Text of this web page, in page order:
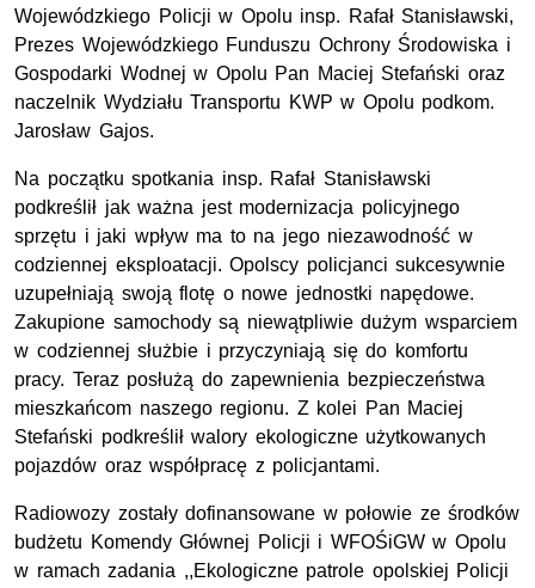
Wojewódzkiego Policji w Opolu insp. Rafał Stanisławski,
Prezes Wojewódzkiego Funduszu Ochrony Środowiska i
Gospodarki Wodnej w Opolu Pan Maciej Stefański oraz
naczelnik Wydziału Transportu KWP w Opolu podkom.
Jarosław Gajos.
Na początkuspotkania insp. Rafał Stanisławski
podkreślił jak ważna jest modernizacja policyjnego
sprzętu i jaki wpływ ma to na jego niezawodność w
codziennej eksploatacji.Opolscy policjanci sukcesywnie
uzupełniają swoją flotę o nowe jednostki napędowe.
Zakupione samochodysą niewątpliwie dużym wsparciem
w codziennejsłużbie i przyczyniają się do komfortu
pracy. Teraz posłużą do zapewnienia bezpieczeństwa
mieszkańcom naszego regionu. Z kolei Pan Maciej
Stefański podkreślił walory ekologiczne użytkowanych
pojazdów oraz współpracę z policjantami.
Radiowozy zostałydofinansowane w połowie ze środków
budżetu Komendy Głównej Policji i WFOŚiGW w Opolu
w ramach zadania ,,Ekologiczne patrole opolskiej Policji